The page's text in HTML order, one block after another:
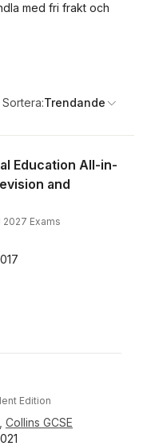
med fri frakt och
Sortera:Trendande
Education All-in-
and
Exams
Edition
Collins GCSE